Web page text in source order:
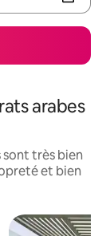
arabes
sont très bien
et bien